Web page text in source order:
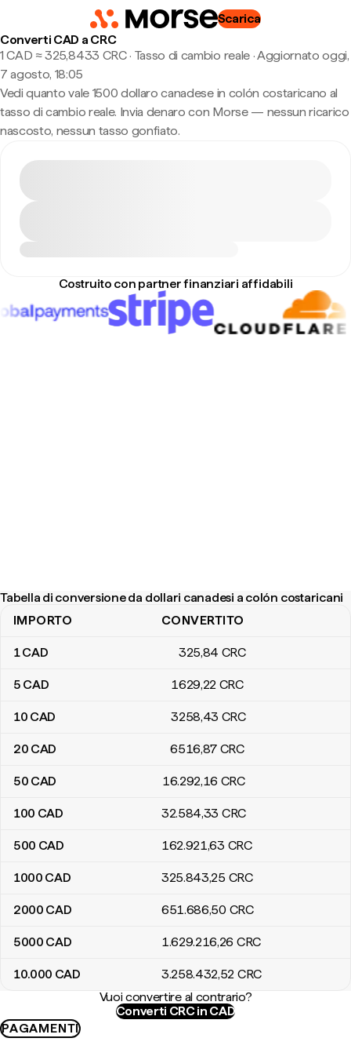
Scarica
Converti CAD a CRC
1 CAD ≈ 325,8433 CRC · Tasso di cambio reale·Aggiornato oggi,
7 agosto, 18:05
Vedi quanto vale 1500 dollaro canadese in colón costaricano al
tasso di cambio reale. Invia denaro con Morse — nessun ricarico
nascosto, nessun tasso gonfiato.
Costruito con partner finanziari affidabili
Tabella di conversione da dollari canadesi a colón costaricani
Tabella di conversione da dollari canadesi a colón costaricani
IMPORTO CONVERTITO
1CAD 325,84 CRC
5 CAD 1629,22 CRC
10 CAD 3258,43 CRC
20 CAD 6516,87 CRC
50 CAD 16.292,16 CRC
100 CAD 32.584,33 CRC
500 CAD 162.921,63 CRC
1000 CAD 325.843,25 CRC
2000 CAD 651.686,50 CRC
5000 CAD 1.629.216,26 CRC
10.000 CAD 3.258.432,52 CRC
Vuoi convertire al contrario?
Converti CRC in CAD
PAGAMENTI